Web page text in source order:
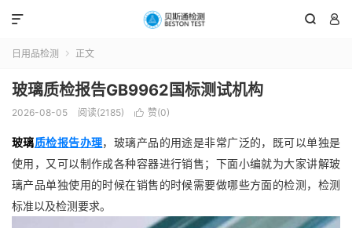
 

日用品检测  正文
玻璃质检报告GB9962国标测试机构
2026-08-05 阅读(2185)  赞(0)
玻璃质检报告办理，玻璃产品的用途是非常广泛的，既可以单独是
使用，又可以制作成各种容器进行销售；下面小编就为大家讲解玻
璃产品单独使用的时候在销售的时候需要做哪些方面的检测，检测
标准以及检测要求。